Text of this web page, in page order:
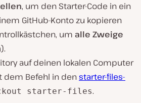
, um den Starter-Code in ein
GitHub-Konto zu kopieren
um alle Zweige
).
auf deinen lokalen Computer
Befehl in denstarter-files-
starter-files.